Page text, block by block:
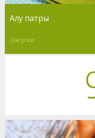
Алу патры
Закуски